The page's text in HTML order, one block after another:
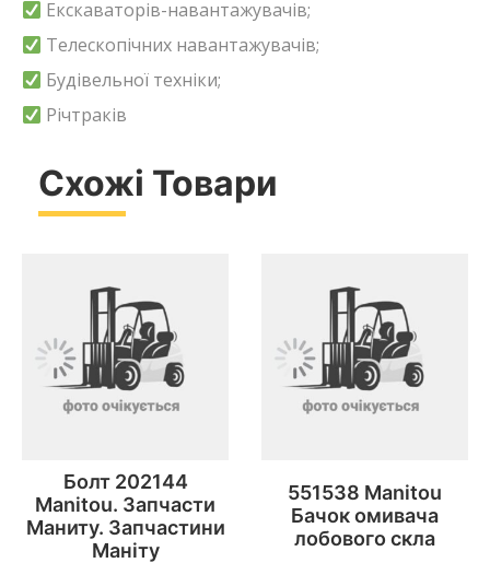
Екскаваторів-навантажувачів;
Телескопічних навантажувачів;
Будівельної техніки;
Річтраків
Схожі Товари
Болт 202144
Manitou. Запчасти
Маниту. Запчастини
Маніту
551538 Manitou
Бачок омивача
лобового скла